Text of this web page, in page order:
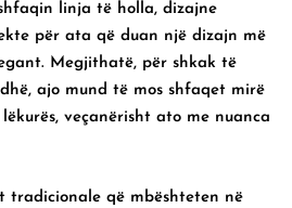
linja të holla, dizajne
për ata që duan një dizajn më
Megjithatë, për shkak të
ajo mund të mos shfaqet mirë
veçanërisht ato me nuanca
tradicionale që mbështeten në